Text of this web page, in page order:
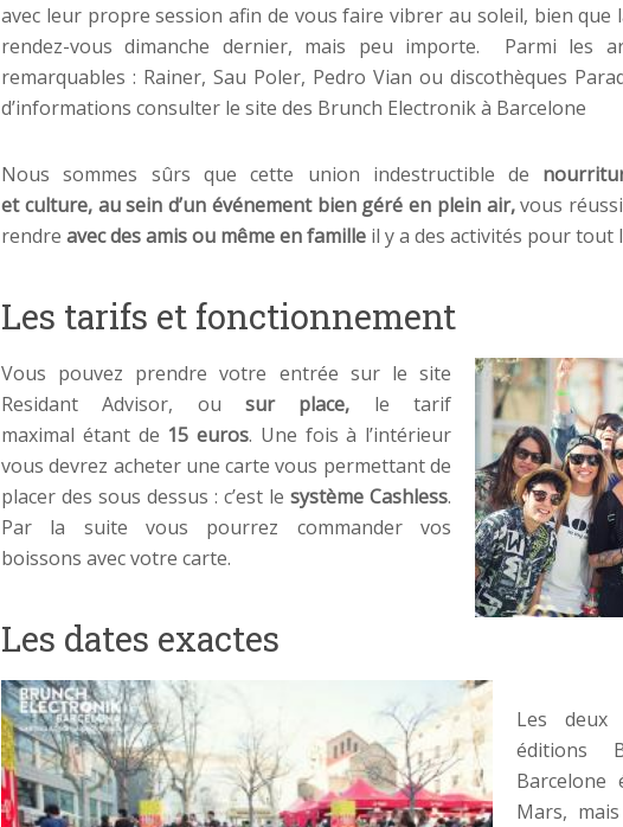
avec leur propre session afin de vous faire vibrer au soleil, bien que
rendez-vous dimanche dernier, mais peu importe. Parmi les
remarquables : Rainer, Sau Poler, Pedro Vian ou discothèques
d’informations consulter le site des Brunch Electronik à Barcelone
Nous sommes sûrs que cette union indestructible de
etculture, au sein d’un événement bien géré en plein air,vous
rendre avec des amis ou même en famille il y a des activités pour tout
Les tarifs et fonctionnement
Vous pouvez prendre votre entrée sur le site
Residant Advisor, ou sur place, le tarif
maximal étant de 15 euros. Une fois à l’intérieur
vous devrez acheter une carte vous permettant de
placer des sous dessus : c’est le système Cashless.
Par la suite vous pourrez commander vos
boissons avec votre carte.
Les dates exactes
Les deux
éditions
Mars,